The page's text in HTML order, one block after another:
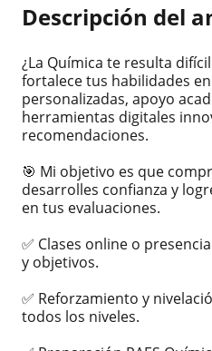
Descripción del
¿La Química te resulta
fortalece tus habilidades
personalizadas, apoyo
herramientas digitales
recomendaciones.
🎯 Mi objetivo es que
desarrolles confianza y
en tus evaluaciones.
✅ Clases online o
y objetivos.
✅ Reforzamiento y
todos los niveles.